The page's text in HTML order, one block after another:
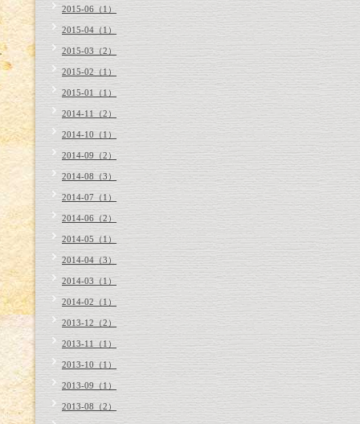
2015-06（1）
2015-04（1）
2015-03（2）
2015-02（1）
2015-01（1）
2014-11（2）
2014-10（1）
2014-09（2）
2014-08（3）
2014-07（1）
2014-06（2）
2014-05（1）
2014-04（3）
2014-03（1）
2014-02（1）
2013-12（2）
2013-11（1）
2013-10（1）
2013-09（1）
2013-08（2）